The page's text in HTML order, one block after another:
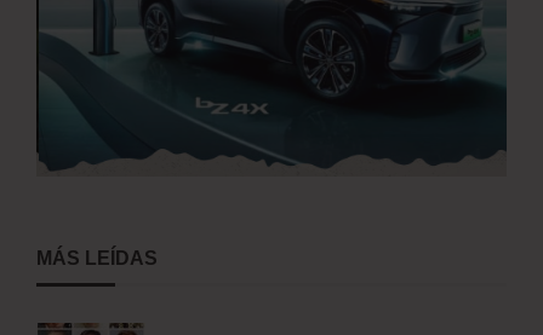
MÁS LEÍDAS